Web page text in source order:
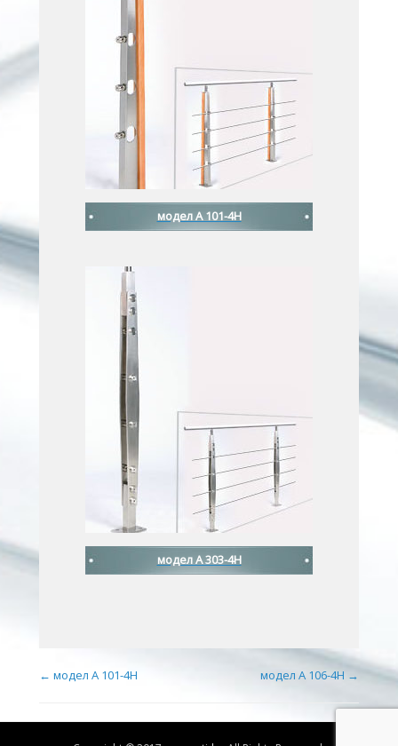
модел A 101-4H
модел A 303-4H
Post navigation
← модел A 101-4H модел A 106-4H →